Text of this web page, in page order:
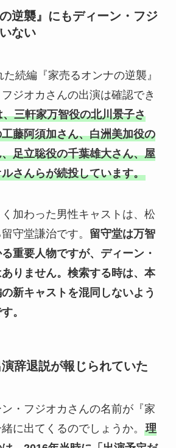
逆襲』にもディーン・フジ
ない
続編『家売るオンナの逆襲』
ジオカさんの出演は確認でき
、三軒家万智役の北川景子さ
藤阿須加さん、白洲美加役の
足立聡役の千葉雄大さん、屋
さんらが続投しています。
加わった男性キャストは、松
守堂謙治です。 留守堂は万智
重要人物ですが、ディーン・
りません。 検索する時は、本
新キャストを混同しないよう
。
辞退説が報じられていた
・フジオカさんの名前が『家
に出てくるのでしょうか。
理